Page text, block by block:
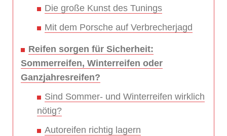
Die große Kunst des Tunings
Mit dem Porsche auf Verbrecherjagd
Reifen sorgen für Sicherheit:
Sommerreifen, Winterreifen oder
Ganzjahresreifen?
Sind Sommer- und Winterreifen wirklich
nötig?
Autoreifen richtig lagern